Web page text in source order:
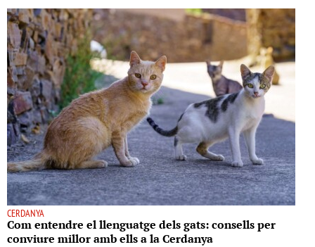
CERDANYA
Com entendre el llenguatge dels gats: consells per
conviure millor amb ells a la Cerdanya